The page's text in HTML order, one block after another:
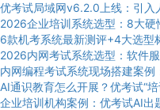
优考试局域网v6.2.0上线：引入
2026企业培训系统选型：8大
6款机考系统最新测评+4大选
2026内网考试系统选型：软件
内网编程考试系统现场搭建案
AI通识教育怎么开展？优考试“
企业培训机构案例：优考试AI出